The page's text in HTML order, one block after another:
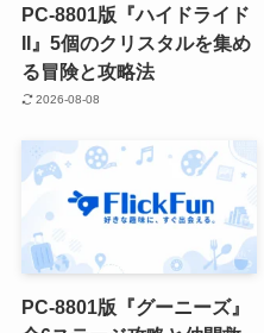
PC-8801版『ハイドライド
II』5個のクリスタルを集め
る冒険と攻略法
2026-08-08
PC-8801版『グーニーズ』